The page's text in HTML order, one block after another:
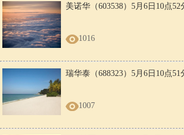
美诺华（603538）5月6日10点52
1016
瑞华泰（688323）5月6日10点51
1007